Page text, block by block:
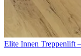
Elite Innen Treppenlift